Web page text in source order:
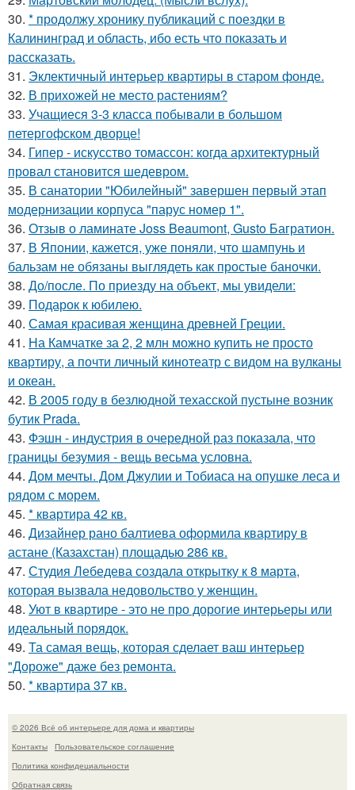
30. * продолжу хронику публикаций с поездки в
Калининград и область, ибо есть что показать и
рассказать.
31. Эклектичный интерьер квартиры в старом фонде.
32. В прихожей не место растениям?
33. Учащиеся 3-3 класса побывали в большом
петергофском дворце!
34. Гипер - искусство томассон: когда архитектурный
провал становится шедевром.
35. В санатории "Юбилейный" завершен первый этап
модернизации корпуса "парус номер 1".
36. Отзыв о ламинате Joss Beaumont, Gusto Багратион.
37. В Японии, кажется, уже поняли, что шампунь и
бальзам не обязаны выглядеть как простые баночки.
38. До/после. По приезду на объект, мы увидели:
39. Подарок к юбилею.
40. Самая красивая женщина древней Греции.
41. На Камчатке за 2, 2 млн можно купить не просто
квартиру, а почти личный кинотеатр с видом на вулканы
и океан.
42. В 2005 году в безлюдной техасской пустыне возник
бутик Prada.
43. Фэшн - индустрия в очередной раз показала, что
границы безумия - вещь весьма условна.
44. Дом мечты. Дом Джулии и Тобиаса на опушке леса и
рядом с морем.
45. * квартира 42 кв.
46. Дизайнер рано балтиева оформила квартиру в
астане (Казахстан) площадью 286 кв.
47. Студия Лебедева создала открытку к 8 марта,
которая вызвала недовольство у женщин.
48. Уют в квартире - это не про дорогие интерьеры или
идеальный порядок.
49. Та самая вещь, которая сделает ваш интерьер
"Дороже" даже без ремонта.
50. * квартира 37 кв.
© 2026 Всё об интерьере для дома и квартиры
Контакты
Пользовательское соглашение
Политика конфидециальности
Обратная связь